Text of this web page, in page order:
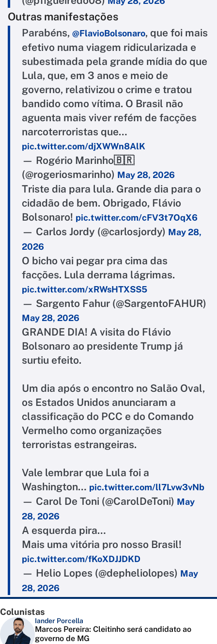
Outras manifestações
Parabéns, @FlavioBolsonaro, que foi mais
efetivo numa viagem ridicularizada e
subestimada pela grande mídia do que
Lula, que, em 3 anos e meio de
governo, relativizou o crime e tratou
bandido como vítima. O Brasil não
aguenta mais viver refém de facções
narcoterroristas que…
pic.twitter.com/djXWWn8AlK
— Rogério Marinho🇧🇷
(@rogeriosmarinho) May 28, 2026
Triste dia para lula. Grande dia para o
cidadão de bem. Obrigado, Flávio
Bolsonaro! pic.twitter.com/cFV3t7OqX6
— Carlos Jordy (@carlosjordy) May 28,
2026
O bicho vai pegar pra cima das
facções. Lula derrama lágrimas.
pic.twitter.com/xRWsHTXSS5
— Sargento Fahur (@SargentoFAHUR)
May 28, 2026
GRANDE DIA! A visita do Flávio
Bolsonaro ao presidente Trump já
surtiu efeito.
Um dia após o encontro no Salão Oval,
os Estados Unidos anunciaram a
classificação do PCC e do Comando
Vermelho como organizações
terroristas estrangeiras.
Vale lembrar que Lula foi a
Washington… pic.twitter.com/ll7Lvw3vNb
— Carol De Toni (@CarolDeToni) May
28, 2026
A esquerda pira…
Mais uma vitória pro nosso Brasil!
pic.twitter.com/fKoXDJJDKD
— Helio Lopes (@depheliolopes) May
28, 2026
Colunistas
Iander Porcella
Marcos Pereira: Cleitinho será candidato ao
governo de MG